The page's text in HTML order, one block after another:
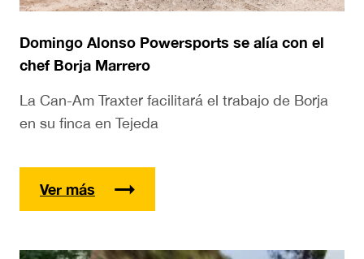
Domingo Alonso Powersports se alía con el
chef Borja Marrero
La Can-Am Traxter facilitará el trabajo de Borja
en su finca en Tejeda
Ver más